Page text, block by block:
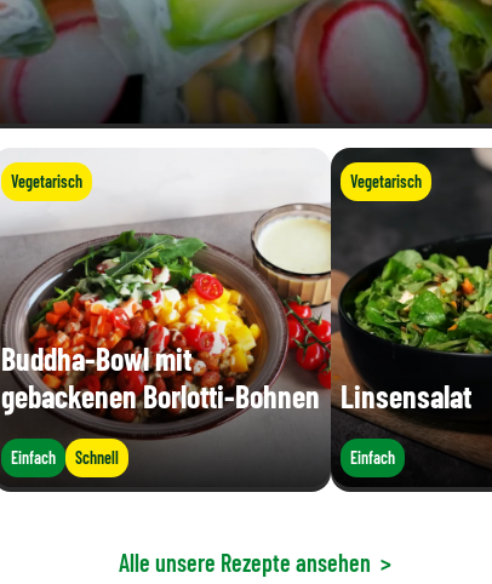
Vegetarisch
Buddha-Bowl mit
gebackenen Borlotti-Bohnen
Einfach Schnell
Vegetarisch
Linsensalat
Einfach
Alle unsere Rezepte ansehen >